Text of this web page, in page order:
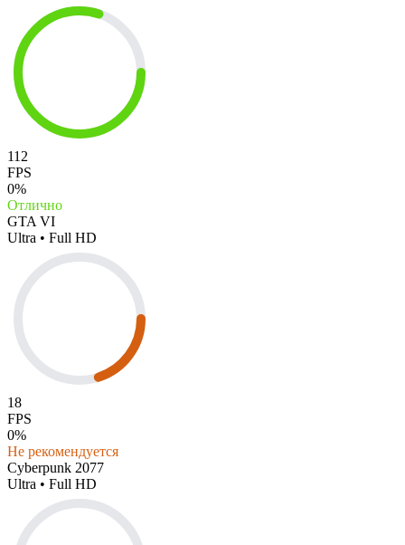
112
FPS
0%
Отлично
GTA VI
Ultra • Full HD
18
FPS
0%
Не рекомендуется
Cyberpunk 2077
Ultra • Full HD